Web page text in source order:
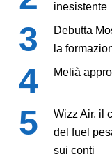
inesistente
Debutta
la
Melià
Wizz Air, il
del fuel
sui conti